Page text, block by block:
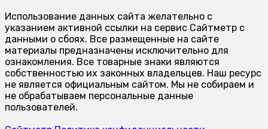
Использование данных сайта желательно с
указанием активной ссылки на сервис Сайтметр с
данными о сбоях. Все размещенные на сайте
материалы предназначены исключительно для
ознакомления. Все товарные знаки являются
собственностью их законных владельцев. Наш ресурс
не является официальным сайтом. Мы не собираем и
не обрабатываем персональные данные
пользователей.